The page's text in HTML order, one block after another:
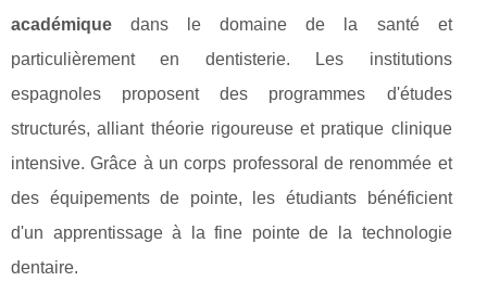
académique dans le domaine de la santé et
particulièrement en dentisterie. Les institutions
espagnoles proposent des programmes d'études
structurés, alliant théorie rigoureuse et pratique clinique
intensive. Grâce à un corps professoral de renommée et
des équipements de pointe, les étudiants bénéficient
d'un apprentissage à la fine pointe de la technologie
dentaire.